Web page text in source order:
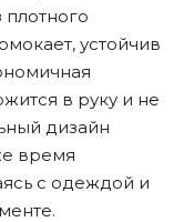
устойчив
в руку и не
дизайн
время
с одеждой и